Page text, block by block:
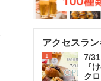
アクセスラ
1
7/
『
ク